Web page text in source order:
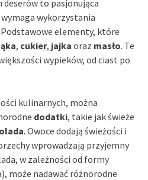
to pasjonująca
wykorzystania
elementy, które
, cukier, jajka oraz masło. Te
wypieków, od ciast po
kulinarnych, można
dodatki, takie jak świeże
. Owoce dodają świeżości i
wprowadzają przyjemny
w zależności od formy
może nadawać różnorodne